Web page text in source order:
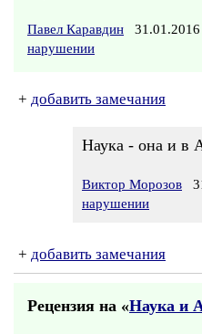
Павел Каравдин
нарушении
+ добавить замечания
Наука - она и в
Виктор Морозов
нарушении
+ добавить замечания
Рецензия на «Наука и